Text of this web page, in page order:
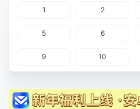
1 2
5 6
9 10